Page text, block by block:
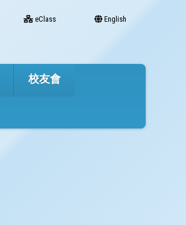
eClass English
校友會